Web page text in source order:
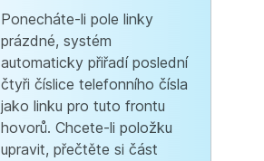
Ponecháte-li pole linky
prázdné, systém
automaticky přiřadí poslední
čtyři číslice telefonního čísla
jako linku pro tuto frontu
hovorů. Chcete-li položku
upravit, přečtěte si část